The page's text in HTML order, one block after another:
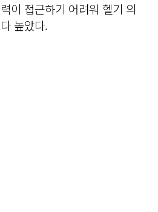
이 접근하기 어려워 헬기 의
높았다.